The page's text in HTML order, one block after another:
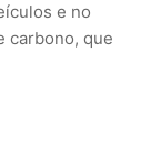
e no
carbono, que